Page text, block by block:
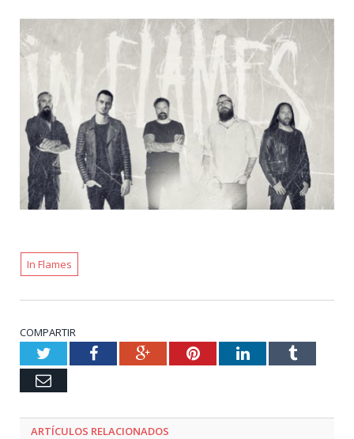
In Flames
COMPARTIR
TwitterFacebookGoogle+PinterestLinkedInTumblr
Email
ARTÍCULOS RELACIONADOS